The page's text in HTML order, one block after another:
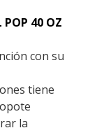
POP 40 OZ
con su
tiene
la